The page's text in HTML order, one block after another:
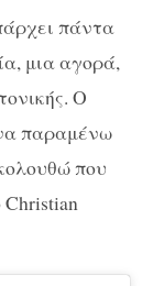
πάντα
μια αγορά,
Ο
παραμένω
που
Christian